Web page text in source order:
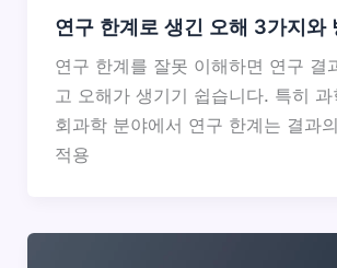
연구 한계로 생긴 오해 3가지와
연구 한계를 잘못 이해하면 연구 결
고 오해가 생기기 쉽습니다. 특히
회과학 분야에서 연구 한계는 결과
적용